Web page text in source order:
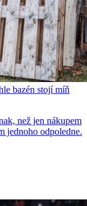
bazén stojí míň
než jen nákupem
jednoho odpoledne.